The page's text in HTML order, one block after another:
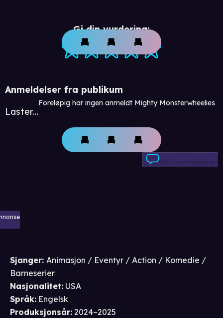
Gi din vurdering:
Anmeldelser fra publikum
Laster...
Foreløpig har ingen anmeldt Mighty Monsterwheelies
Skriv anmeldelse
Sjanger: Animasjon / Eventyr / Action / Komedie /
Barneserier
Nasjonalitet: USA
Språk: Engelsk
Produksjonsår: 2024–2025